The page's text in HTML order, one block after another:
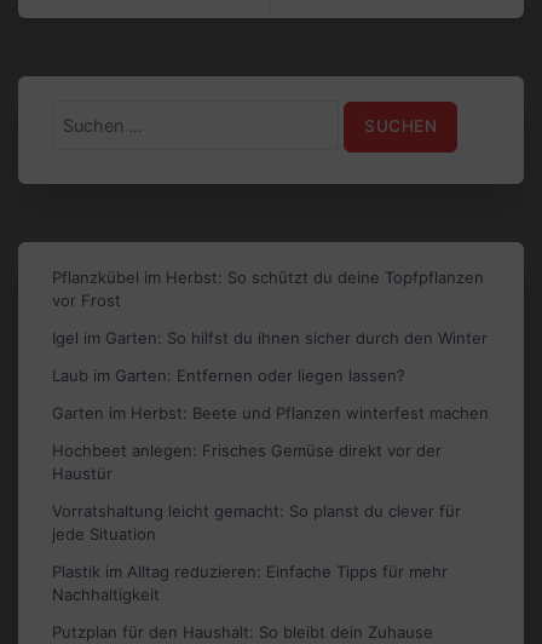
nach:
Pflanzkübel im Herbst: So schützt du deine Topfpflanzen
vor Frost
Igel im Garten: So hilfst du ihnen sicher durch den Winter
Laub im Garten: Entfernen oder liegen lassen?
Garten im Herbst: Beete und Pflanzen winterfest machen
Hochbeet anlegen: Frisches Gemüse direkt vor der
Haustür
Vorratshaltung leicht gemacht: So planst du clever für
jede Situation
Plastik im Alltag reduzieren: Einfache Tipps für mehr
Nachhaltigkeit
Putzplan für den Haushalt: So bleibt dein Zuhause